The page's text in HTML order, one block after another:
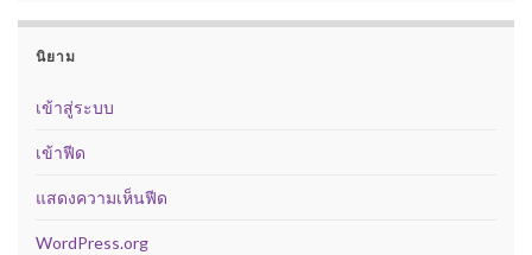
นิยาม
เข้าสู่ระบบ
เข้าฟีด
แสดงความเห็นฟีด
WordPress.org